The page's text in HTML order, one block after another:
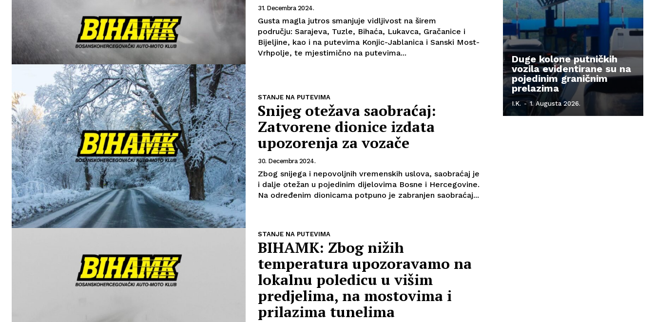
Info
O nama
Kontakt
Impressum
31. Decembra 2024.
Gusta magla jutros smanjuje vidljivost na širem
području: Sarajeva, Tuzle, Bihaća, Lukavca, Gračanice i
Bijeljine, kao i na putevima Konjic-Jablanica i Sanski Most-
Vrhpolje, te mjestimično na putevima...
STANJE NA PUTEVIMA
Snijeg otežava saobraćaj:
Zatvorene dionice izdata
upozorenja za vozače
30. Decembra 2024.
Zbog snijega i nepovoljnih vremenskih uslova, saobraćaj je
i dalje otežan u pojedinim dijelovima Bosne i Hercegovine.
Na određenim dionicama potpuno je zabranjen saobraćaj...
STANJE NA PUTEVIMA
BIHAMK: Zbog nižih
temperatura upozoravamo na
lokalnu poledicu u višim
predjelima, na mostovima i
prilazima tunelima
Duge kolone putničkih
vozila evidentirane su na
pojedinim graničnim
prelazima
I.K. - 1. Augusta 2026.